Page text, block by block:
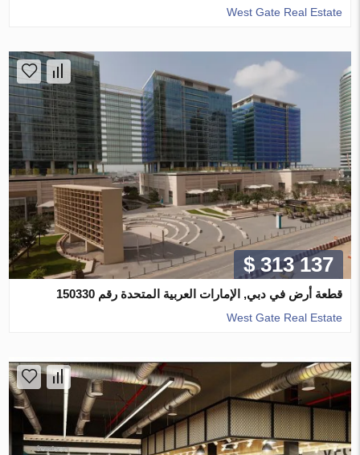
West Gate Real Estate
$ 313 137
قطعة أرض في دبي, الإمارات العربية المتحدة رقم 150330
West Gate Real Estate